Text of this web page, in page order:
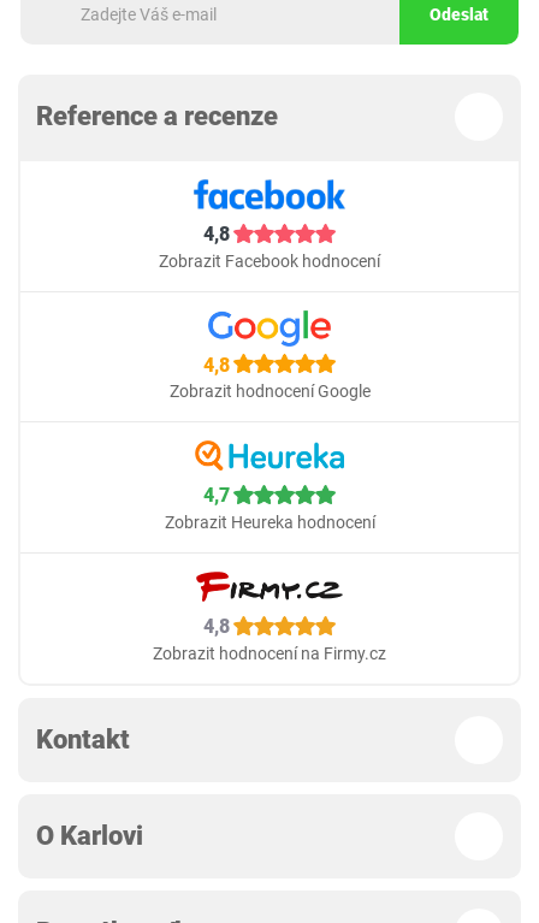
Odeslat
Reference a recenze
4,8
Zobrazit Facebook hodnocení
4,8
Zobrazit hodnocení Google
4,7
Zobrazit Heureka hodnocení
4,8
Zobrazit hodnocení na Firmy.cz
Kontakt
O Karlovi